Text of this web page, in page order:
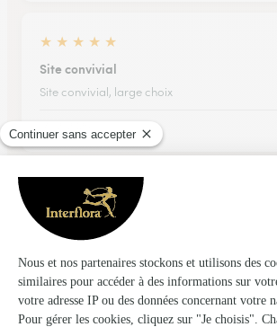
★ ★ ★ ★ ★
Site convivial
Site convivial, large choix
Trustpilot Échantillon d'avis clients fourni
les avis de la marque Interflora sur
Livraison de fleurs à
autour : les villes proches